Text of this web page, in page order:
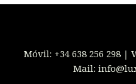
Móvil: +34 638 256 298 |
Mail: